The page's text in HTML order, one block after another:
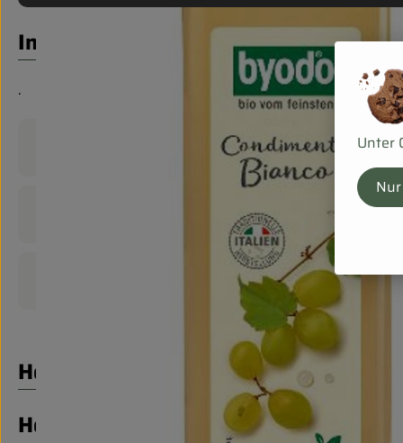
Info
.
Herkunft
Hersteller: BYO
Unter